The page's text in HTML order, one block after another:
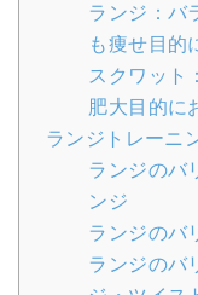
ランジ：バ
も痩せ目的
スクワット
肥大目的に
ランジトレーニ
ランジのバ
ンジ
ランジのバ
ランジのバ